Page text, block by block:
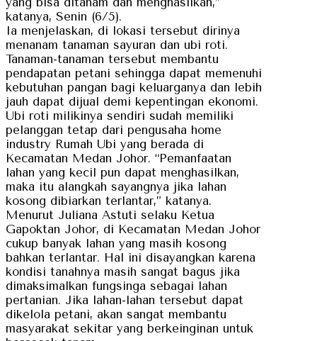
katanya, Senin (6/5).
Ia menjelaskan, di lokasi tersebut dirinya
menanam tanaman sayuran dan ubi roti.
Tanaman-tanaman tersebut membantu
pendapatan petani sehingga dapat memenuhi
kebutuhan pangan bagi keluarganya dan lebih
jauh dapat dijual demi kepentingan ekonomi.
Ubi roti milikinya sendiri sudah memiliki
pelanggan tetap dari pengusaha home
industry Rumah Ubi yang berada di
Kecamatan Medan Johor. “Pemanfaatan
lahan yang kecil pun dapat menghasilkan,
maka itu alangkah sayangnya jika lahan
kosong dibiarkan terlantar,” katanya.
Menurut Juliana Astuti selaku Ketua
Gapoktan Johor, di Kecamatan Medan Johor
cukup banyak lahan yang masih kosong
bahkan terlantar. Hal ini disayangkan karena
kondisi tanahnya masih sangat bagus jika
dimaksimalkan fungsinga sebagai lahan
pertanian. Jika lahan-lahan tersebut dapat
dikelola petani, akan sangat membantu
masyarakat sekitar yang berkeinginan untuk